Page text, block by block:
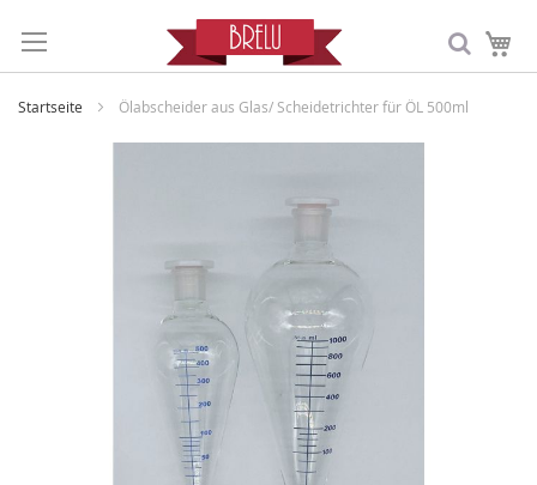
Startseite Ölabscheider aus Glas/ Scheidetrichter für ÖL 500ml